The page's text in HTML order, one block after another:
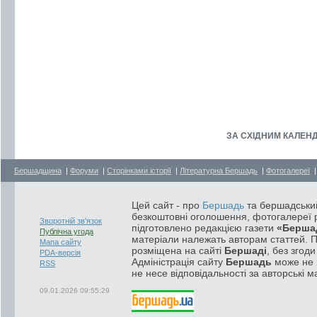
ЗА СХІДНИМ
Бершадщина | Форуми | Сторінками історії | Літературна Бершадь | Фотогалереї
Зворотній зв'язок
Публічна угода
Мапа сайту
PDA-версія
RSS
09.01.2026 09:55:29
Цей сайт - про Бершадь та
безкоштовні оголошення, фотогалереї
підготовлено редакцією газети
матеріали належать авторам статтей.
розміщена на сайті Бершаді , без
Адміністрація сайту Бершадь може не
не несе відповідальності за авторські